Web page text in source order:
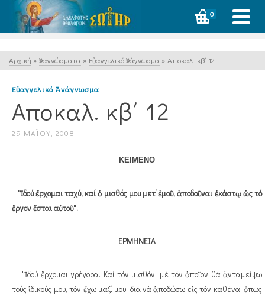
0
Αρχική » Ἀναγνώσματα » Εὐαγγελικό Ἀνάγνωσμα » Αποκαλ. κβ΄ 12
Εὐαγγελικό Ἀνάγνωσμα
Αποκαλ. κβ΄ 12
29 ΜΑΪ́ΟΥ, 2008
ΚΕΙΜΕΝΟ
"Ἰδού ἔρχομαι ταχύ, καί ὁ μισθός μου μετ’ ἐμοῦ, ἀποδοῦναι ἐκάστῳ ὡς τό
ἔργον ἔσται αὐτοῦ".
ΕΡΜΗΝΕΙΑ
"Ἰδού ἔρχομαι γρήγορα. Καί τόν μισθόν, μέ τόν ὁποῖον θά ἀνταμείψω
τούς ἰδικούς μου, τόν ἔχω μαζί μου, διά νά ἀποδώσω εἰς τόν καθένα, ὅπως